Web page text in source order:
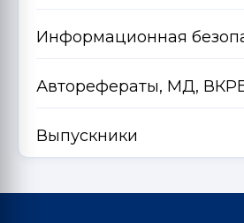
Информационная
Авторефераты, МД,
Выпускники